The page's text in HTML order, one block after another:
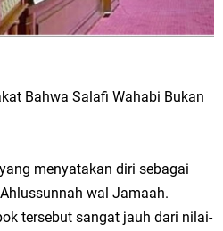
Bahwa Salafi Wahabi Bukan
menyatakan diri sebagai
wal Jamaah.
tersebut sangat jauh dari nilai-